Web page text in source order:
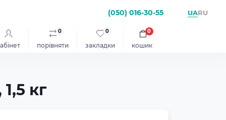
(050) 016-30-55 UARU
порівняти
0
закладки
0
кошик
0
кг